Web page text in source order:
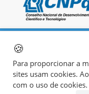
🍪
Para proporcionar a
sites usam cookies.
com o uso de cookies.